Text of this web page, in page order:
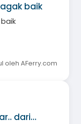
baik
oleh AFerry.com
dari…